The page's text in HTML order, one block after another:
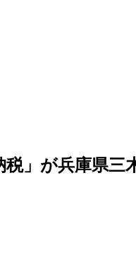
」が兵庫県三